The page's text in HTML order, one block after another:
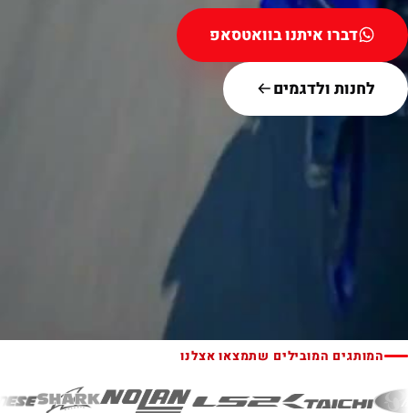
דברו איתנו בוואטסאפ
לחנות ולדגמים
המותגים המובילים שתמצאו אצלנו